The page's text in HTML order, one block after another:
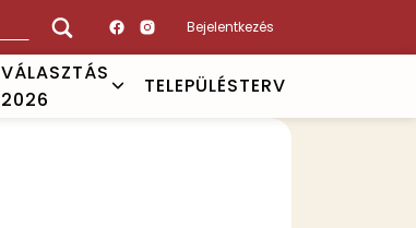
Bejelentkezés
VÁLASZTÁS
2026
TELEPÜLÉSTERV